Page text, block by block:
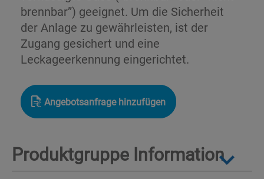
brennbar”) geeignet. Um die Sicherheit
der Anlage zu gewährleisten, ist der
Zugang gesichert und eine
Leckageerkennung eingerichtet.
Angebotsanfrage hinzufügen
Produktgruppe Information